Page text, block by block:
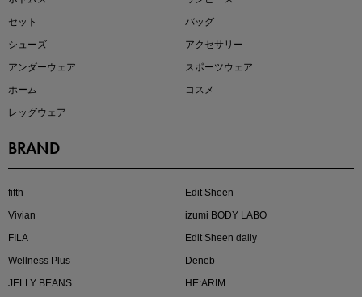
セット
バッグ
シューズ
アクセサリー
アンダーウェア
スポーツウェア
ホーム
コスメ
レッグウェア
BRAND
fifth
Edit Sheen
Vivian
izumi BODY LABO
FILA
Edit Sheen daily
Wellness Plus
Deneb
JELLY BEANS
HE:ARIM